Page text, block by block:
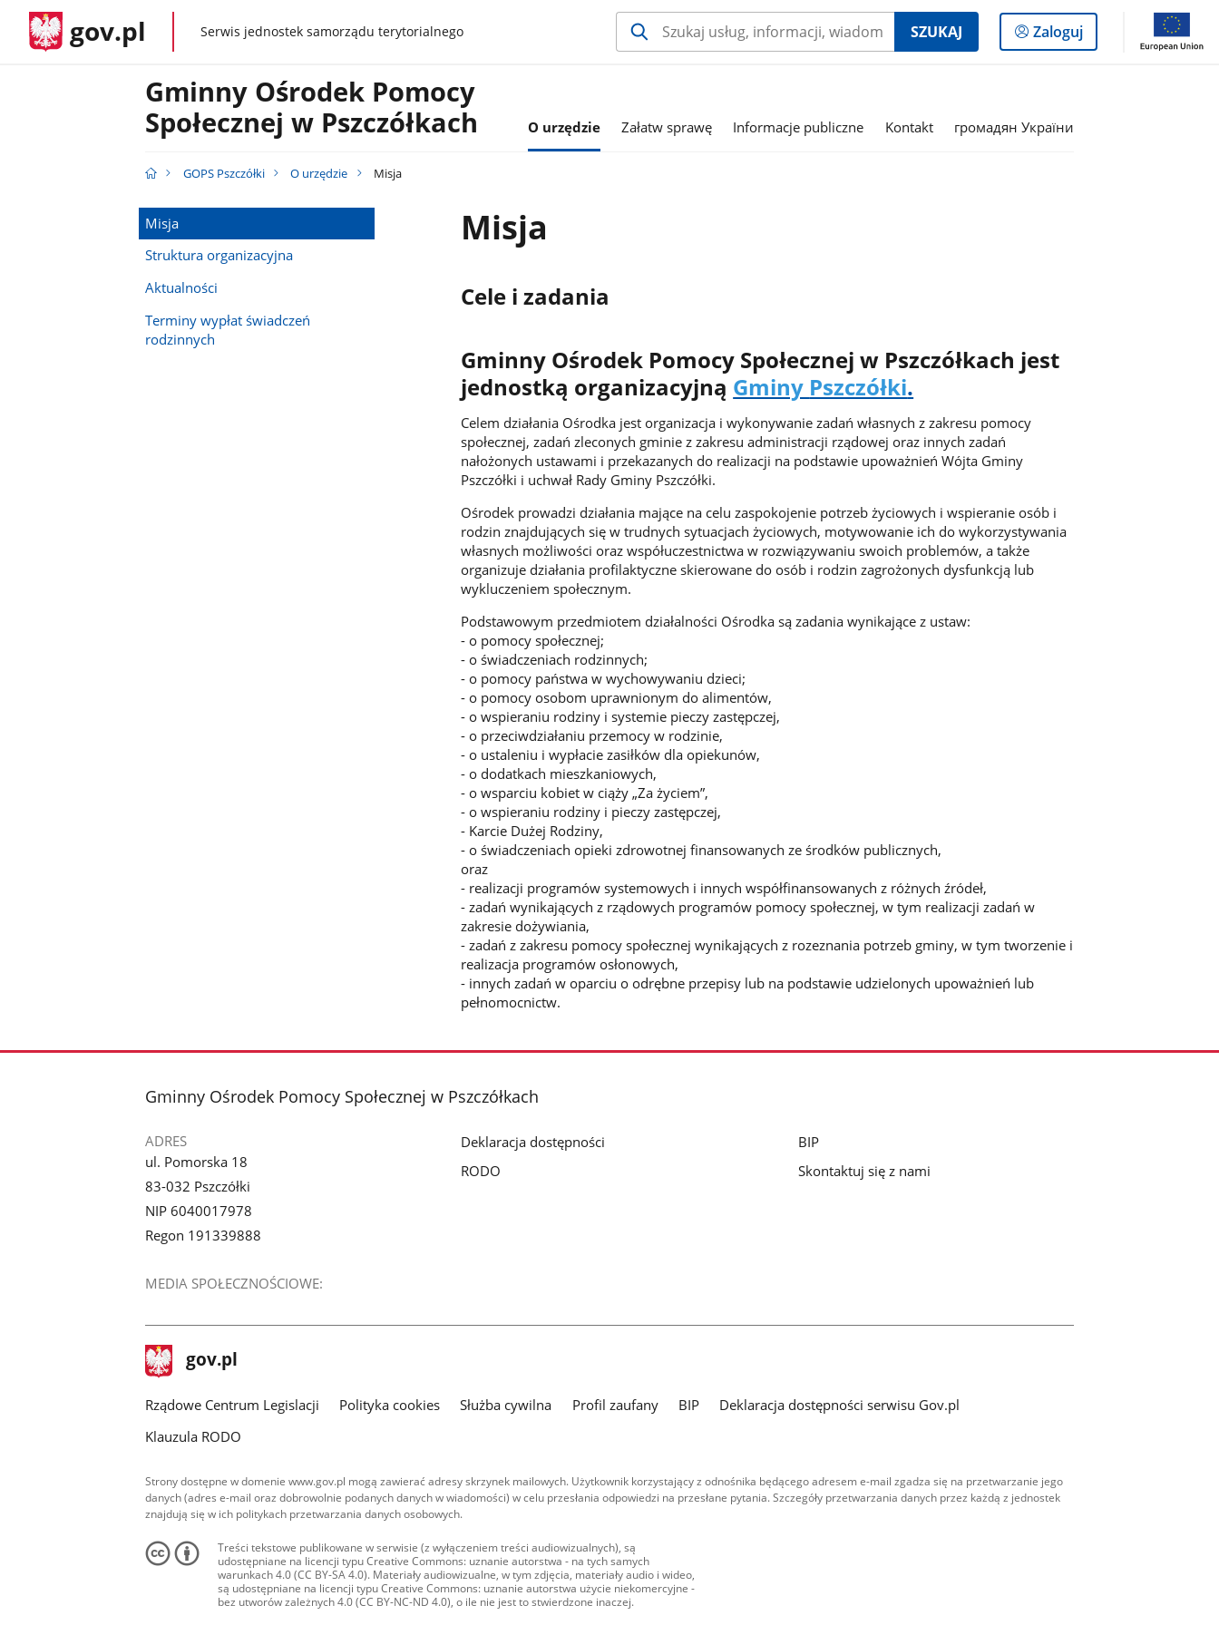
gov.pl gov.plSerwis jednostek samorządu terytorialnego SZUKAJ
Logowanie
do
Zaloguj
Gminny Ośrodek Pomocy
Społecznej w Pszczółkach
O urzędzie Załatw sprawę Informacje publiczne Kontakt громадян України
GOPS Pszczółki O urzędzie Misja
Misja
Struktura organizacyjna
Aktualności
Terminy wypłat świadczeń
rodzinnych
Misja
Cele i zadania
Gminny Ośrodek Pomocy Społecznej w Pszczółkach jest
jednostką organizacyjną Gminy Pszczółki.
Celem działania Ośrodka jest organizacja i wykonywanie zadań własnych z zakresu pomocy
społecznej, zadań zleconych gminie z zakresu administracji rządowej oraz innych zadań
nałożonych ustawami i przekazanych do realizacji na podstawie upoważnień Wójta Gminy
Pszczółki i uchwał Rady Gminy Pszczółki.
Ośrodek prowadzi działania mające na celu zaspokojenie potrzeb życiowych i wspieranie osób i
rodzin znajdujących się w trudnych sytuacjach życiowych, motywowanie ich do wykorzystywania
własnych możliwości oraz współuczestnictwa w rozwiązywaniu swoich problemów, a także
organizuje działania profilaktyczne skierowane do osób i rodzin zagrożonych dysfunkcją lub
wykluczeniem społecznym.
Podstawowym przedmiotem działalności Ośrodka są zadania wynikające z ustaw:
- o pomocy społecznej;
- o świadczeniach rodzinnych;
- o pomocy państwa w wychowywaniu dzieci;
- o pomocy osobom uprawnionym do alimentów,
- o wspieraniu rodziny i systemie pieczy zastępczej,
- o przeciwdziałaniu przemocy w rodzinie,
- o ustaleniu i wypłacie zasiłków dla opiekunów,
- o dodatkach mieszkaniowych,
- o wsparciu kobiet w ciąży „Za życiem”,
- o wspieraniu rodziny i pieczy zastępczej,
- Karcie Dużej Rodziny,
- o świadczeniach opieki zdrowotnej finansowanych ze środków publicznych,
oraz
- realizacji programów systemowych i innych współfinansowanych z różnych źródeł,
- zadań wynikających z rządowych programów pomocy społecznej, w tym realizacji zadań w
zakresie dożywiania,
- zadań z zakresu pomocy społecznej wynikających z rozeznania potrzeb gminy, w tym tworzenie i
realizacja programów osłonowych,
- innych zadań w oparciu o odrębne przepisy lub na podstawie udzielonych upoważnień lub
pełnomocnictw.
stopka
Gminny Ośrodek Pomocy Społecznej w Pszczółkach
ADRES
ul. Pomorska 18
83-032 Pszczółki
NIP 6040017978
Regon 191339888
MEDIA SPOŁECZNOŚCIOWE:
Deklaracja dostępności
RODO
BIP
Skontaktuj się z nami
stopka
gov.pl Strona
gov.pl
Rządowe Centrum Legislacji Polityka cookies Służba cywilna Profil zaufany BIP
Deklaracja dostępności serwisu Gov.pl
Klauzula RODO
Strony dostępne w domenie www.gov.pl mogą zawierać adresy skrzynek mailowych. Użytkownik korzystający z odnośnika będącego adresem e-mail zgadza się na przetwarzanie jego
danych (adres e-mail oraz dobrowolnie podanych danych w wiadomości) w celu przesłania odpowiedzi na przesłane pytania. Szczegóły przetwarzania danych przez każdą z jednostek
znajdują się w ich politykach przetwarzania danych osobowych.
Treści tekstowe publikowane w serwisie (z wyłączeniem treści audiowizualnych), są
udostępniane na licencji typu Creative Commons: uznanie autorstwa - na tych samych
warunkach 4.0 (CC BY-SA 4.0). Materiały audiowizualne, w tym zdjęcia, materiały audio i wideo,
są udostępniane na licencji typu Creative Commons: uznanie autorstwa użycie niekomercyjne -
bez utworów zależnych 4.0 (CC BY-NC-ND 4.0), o ile nie jest to stwierdzone inaczej.